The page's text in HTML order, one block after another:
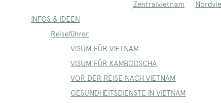
Zentralvietnam
INFOS & IDEEN
Reiseführer
VISUM FÜR VIETNAM
VISUM FÜR KAMBODSCHA
VOR DER REISE NACH VIETNAM
GESUNDHEITSDIENSTE IN VIETNAM